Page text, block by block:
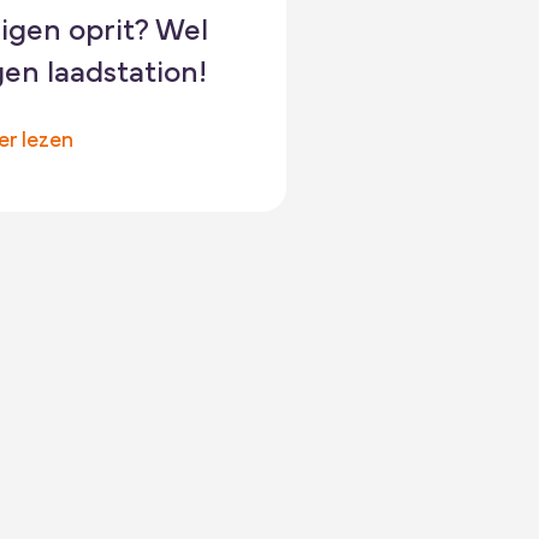
oprit? Wel
laadstation!
lezen